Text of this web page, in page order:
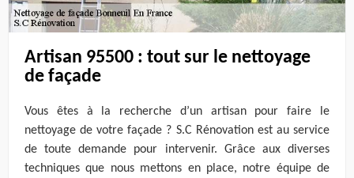
Artisan 95500 : tout sur le nettoyage
de façade
Vous êtes à la recherche d’un artisan pour faire le
nettoyage de votre façade ? S.C Rénovation est au service
de toute demande pour intervenir. Grâce aux diverses
techniques que nous mettons en place, notre équipe de